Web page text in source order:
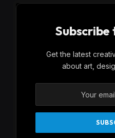
Subscribe
Get the latest
about art,